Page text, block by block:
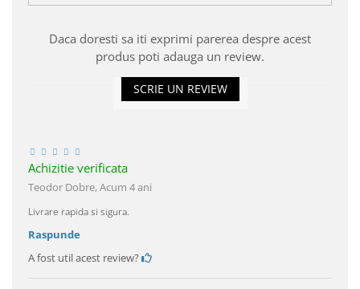
Daca doresti sa iti exprimi parerea despre acest
produs poti adauga un review.
SCRIE UN REVIEW
Achizitie verificata
Teodor Dobre,Acum 4 ani
Livrare rapida si sigura.
Raspunde
A fost util acest review?